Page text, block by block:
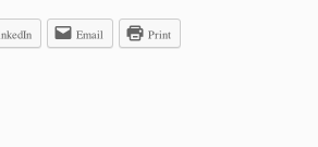
Email Print